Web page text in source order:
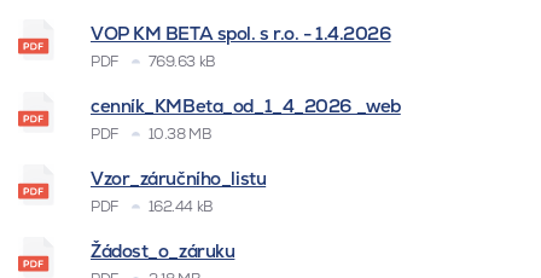
VOP KM BETA spol. s r.o. - 1.4.2026
PDF 769.63 kB
cenník_KMBeta_od_1_4_2026 _web
PDF 10.38 MB
Vzor_záručního_listu
PDF 162.44 kB
Žádost_o_záruku